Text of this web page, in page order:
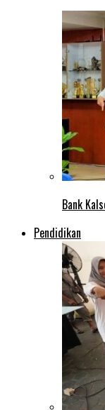
Bank
Pendidikan